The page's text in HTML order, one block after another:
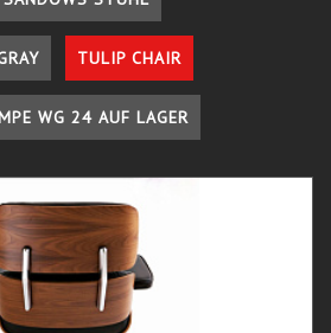
TULIP CHAIR
WG 24 AUF LAGER